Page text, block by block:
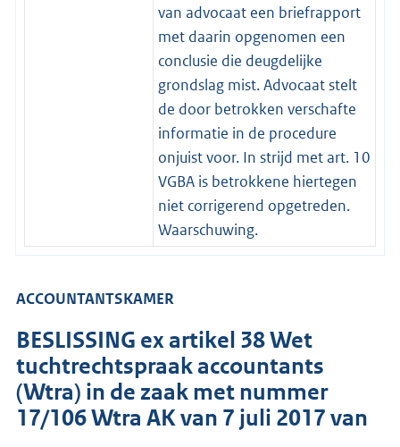
van advocaat een briefrapport
met daarin opgenomen een
conclusie die deugdelijke
grondslag mist. Advocaat stelt
de door betrokken verschafte
informatie in de procedure
onjuist voor. In strijd met art. 10
VGBA is betrokkene hiertegen
niet corrigerend opgetreden.
Waarschuwing.
ACCOUNTANTSKAMER
BESLISSING ex artikel 38 Wet
tuchtrechtspraak accountants
(Wtra) in de zaak met nummer
17/106 Wtra AK van 7 juli 2017 van